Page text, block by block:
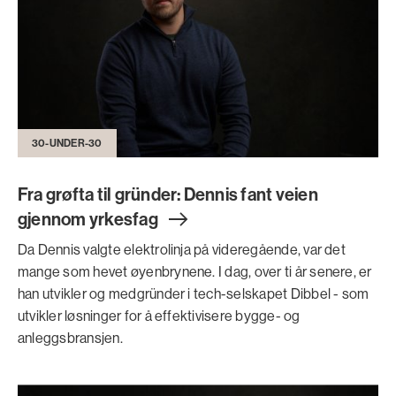
30-UNDER-30
Fra grøfta til gründer: Dennis fant veien
gjennom yrkesfag
Da Dennis valgte elektrolinja på videregående, var det
mange som hevet øyenbrynene. I dag, over ti år senere, er
han utvikler og medgründer i tech-selskapet Dibbel - som
utvikler løsninger for å effektivisere bygge- og
anleggsbransjen.